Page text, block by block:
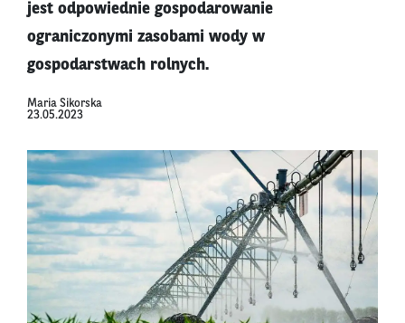
jest odpowiednie gospodarowanie
ograniczonymi zasobami wody w
gospodarstwach rolnych.
Maria Sikorska
23.05.2023